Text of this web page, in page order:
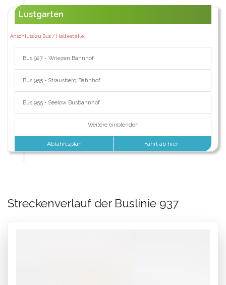
Lustgarten
Anschluss zu Bus / Haltestelle:
Bus 927 - Wriezen Bahnhof
Bus 955 - Strausberg Bahnhof
Bus 955 - Seelow Busbahnhof
Weitere einblenden
Abfahrtsplan Fahrt ab hier
Streckenverlauf der Buslinie 937